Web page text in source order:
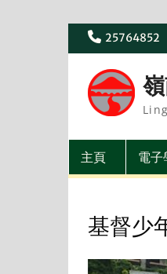
Skip
25764852
主頁 電子
基督少